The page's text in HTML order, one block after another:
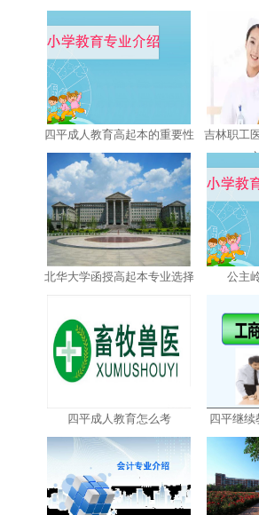
四平成人教育高起本的重要性
吉林职工
北华大学函授高起本专业选择 公主
四平成人教育怎么考 四平继